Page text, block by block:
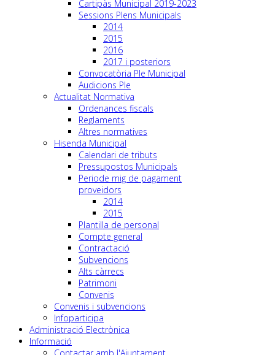
Cartipàs Municipal 2019-2023
Sessions Plens Municipals
2014
2015
2016
2017 i posteriors
Convocatòria Ple Municipal
Audicions Ple
Actualitat Normativa
Ordenances fiscals
Reglaments
Altres normatives
Hisenda Municipal
Calendari de tributs
Pressupostos Municipals
Periode mig de pagament
proveidors
2014
2015
Plantilla de personal
Compte general
Contractació
Subvencions
Alts càrrecs
Patrimoni
Convenis
Convenis i subvencions
Infoparticipa
Administració Electrònica
Informació
Contactar amb l'Ajuntament